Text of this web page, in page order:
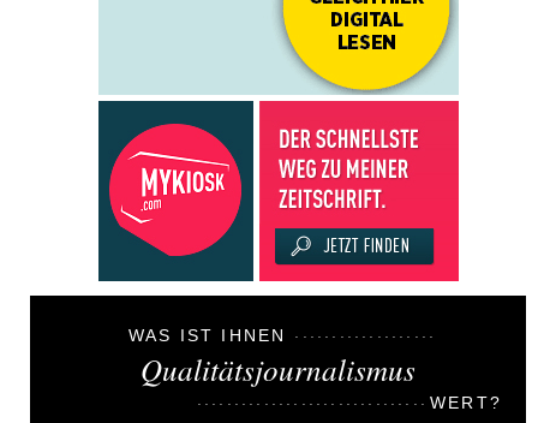
WAS IST IHNEN
Qualitätsjournalismus
WERT?